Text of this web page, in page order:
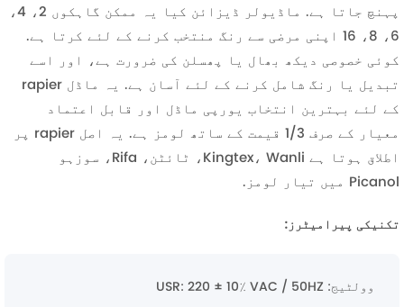
پہنچ جاتا ہے. ماڈیولر ڈیزائن کیا یہ ممکن گاہکوں 2، 4،
6، 8، 16 اپنی مرضی سے رنگ منتخب کرنے کے لئے کرتا ہے.
کوئی خصوصی دیکھ بھال یا پھسلن کی ضرورت ہے، اور اسے
تبدیل یا رنگ شامل کرنے کے لئے آسان ہے. یہ ماڈل rapier
کے لئے بہترین انتخاب یورپی ماڈل اور قابل اعتماد
معیار کے صرف 1/3 قیمت کے ساتھ لومز ہے. یہ اصل rapier پر
اطلاق ہوتا ہے Kingtex، Wanli، ٹائٹن، Rifa، سوزہو
Picanol میں تیار لومز.
تکنیکی پیرامیٹرز:
وولٹیج: USR: 220 ± 10٪ VAC / 50HZ